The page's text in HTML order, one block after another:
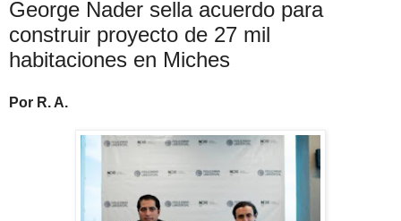
George Nader sella acuerdo para
construir proyecto de 27 mil
habitaciones en Miches
Por R. A.